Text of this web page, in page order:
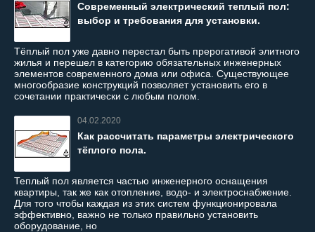
Современный электрический теплый пол:
выбор и требования для установки.
Тёплый пол уже давно перестал быть прерогативой элитного
жилья и перешел в категорию обязательных инженерных
элементов современного дома или офиса. Существующее
многообразие конструкций позволяет установить его в
сочетании практически с любым полом.
04.02.2020
Как рассчитать параметры электрического
тёплого пола.
Теплый пол является частью инженерного оснащения
квартиры, так же как отопление, водо- и электроснабжение.
Для того чтобы каждая из этих систем функционировала
эффективно, важно не только правильно установить
оборудование, но